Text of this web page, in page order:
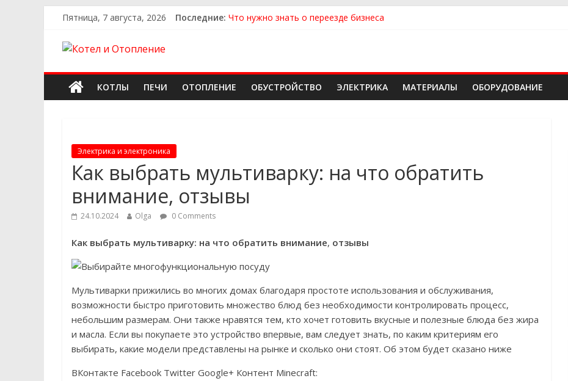
Пятница, 7 августа, 2026 Последние: Что нужно знать о переезде бизнеса
Как найти надежного производителя и поставщика ЖБИ для инженерных
КОТЛЫ
ПЕЧИ ОТОПЛЕНИЕ ОБУСТРОЙСТВО ЭЛЕКТРИКА МАТЕРИАЛЫ ОБОРУДОВАНИЕ
Электрика и электроника
Как выбрать мультиварку: на что обратить
внимание, отзывы
24.10.2024 Olga 0 Comments
Как выбрать мультиварку: на что обратить внимание, отзывы
Мультиварки прижились во многих домах благодаря простоте использования и обслуживания,
возможности быстро приготовить множество блюд без необходимости контролировать процесс,
небольшим размерам. Они также нравятся тем, кто хочет готовить вкусные и полезные блюда без жира
и масла. Если вы покупаете это устройство впервые, вам следует знать, по каким критериям его
выбирать, какие модели представлены на рынке и сколько они стоят. Об этом будет сказано ниже
ВКонтакте Facebook Twitter Google+ Контент Minecraft: